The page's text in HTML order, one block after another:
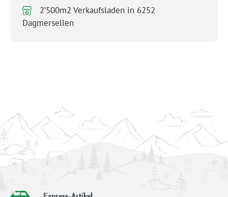
2’500m2 Verkaufsladen in 6252
Dagmersellen